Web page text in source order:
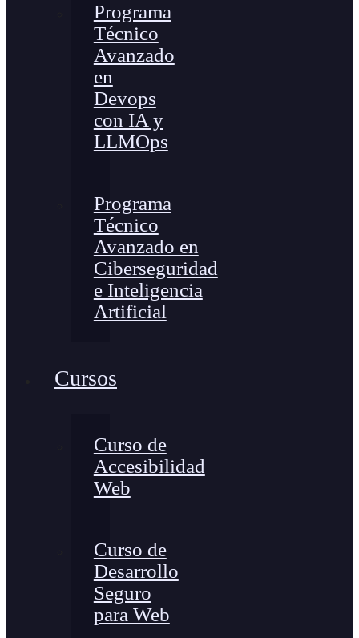
Programa
Técnico
Avanzado
en
Devops
con IA y
LLMOps
Programa
Técnico
Avanzado en
Ciberseguridad
e Inteligencia
Artificial
Cursos
Curso de
Accesibilidad
Web
Curso de
Desarrollo
Seguro
para Web